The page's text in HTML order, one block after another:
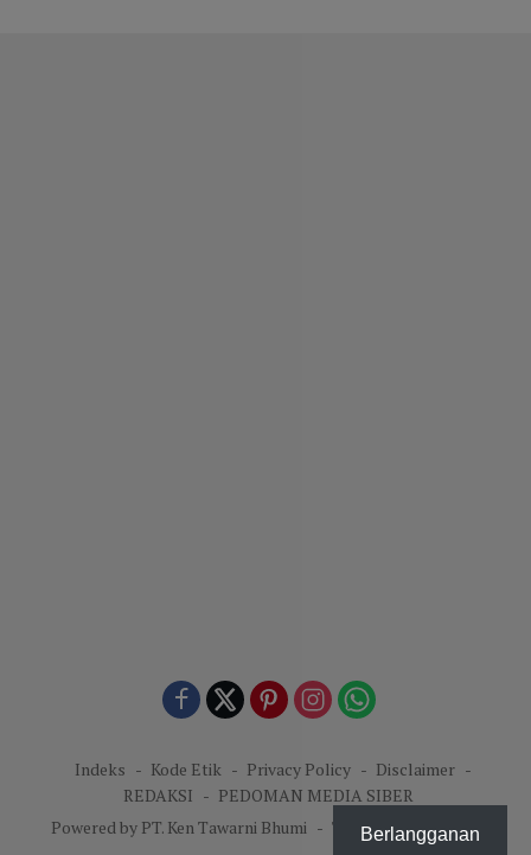
Indeks Kode Etik Privacy Policy
Disclaimer
REDAKSI
PEDOMAN MEDIA SIBER
Powered by PT. Ken Tawarni Bhumi - Theme: KenNews.id.
Berlangganan